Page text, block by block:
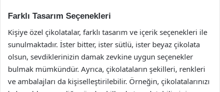
Farklı Tasarım Seçenekleri
Kişiye özel çikolatalar, farklı tasarım ve içerik seçenekleri ile
sunulmaktadır. İster bitter, ister sütlü, ister beyaz çikolata
olsun, sevdiklerinizin damak zevkine uygun seçenekler
bulmak mümkündür. Ayrıca, çikolataların şekilleri, renkleri
ve ambalajları da kişiselleştirilebilir. Örneğin, çikolatalarınızı